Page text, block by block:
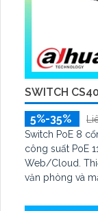
SWITCH
5%-35%
Switch PoE 8
công suất PoE
Web/Cloud.
văn phòng và